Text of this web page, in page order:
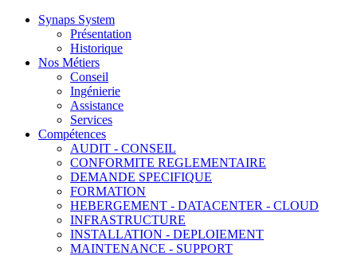
Synaps System
Présentation
Historique
Nos Métiers
Conseil
Ingénierie
Assistance
Services
Compétences
AUDIT - CONSEIL
CONFORMITE REGLEMENTAIRE
DEMANDE SPECIFIQUE
FORMATION
HEBERGEMENT - DATACENTER - CLOUD
INFRASTRUCTURE
INSTALLATION - DEPLOIEMENT
MAINTENANCE - SUPPORT